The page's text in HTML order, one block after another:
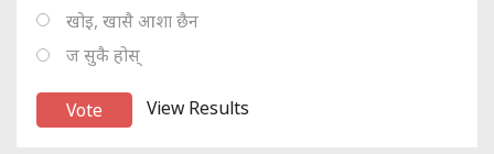
खोइ, खासै आशा छैन
ज सुकै होस्
View Results